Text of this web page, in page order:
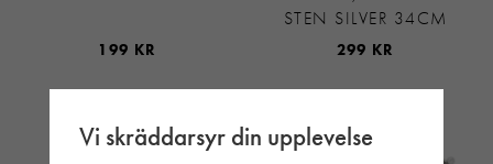
199 KR
STEN SILVER 34CM
299 KR
Vi skräddarsyr din upplevelse